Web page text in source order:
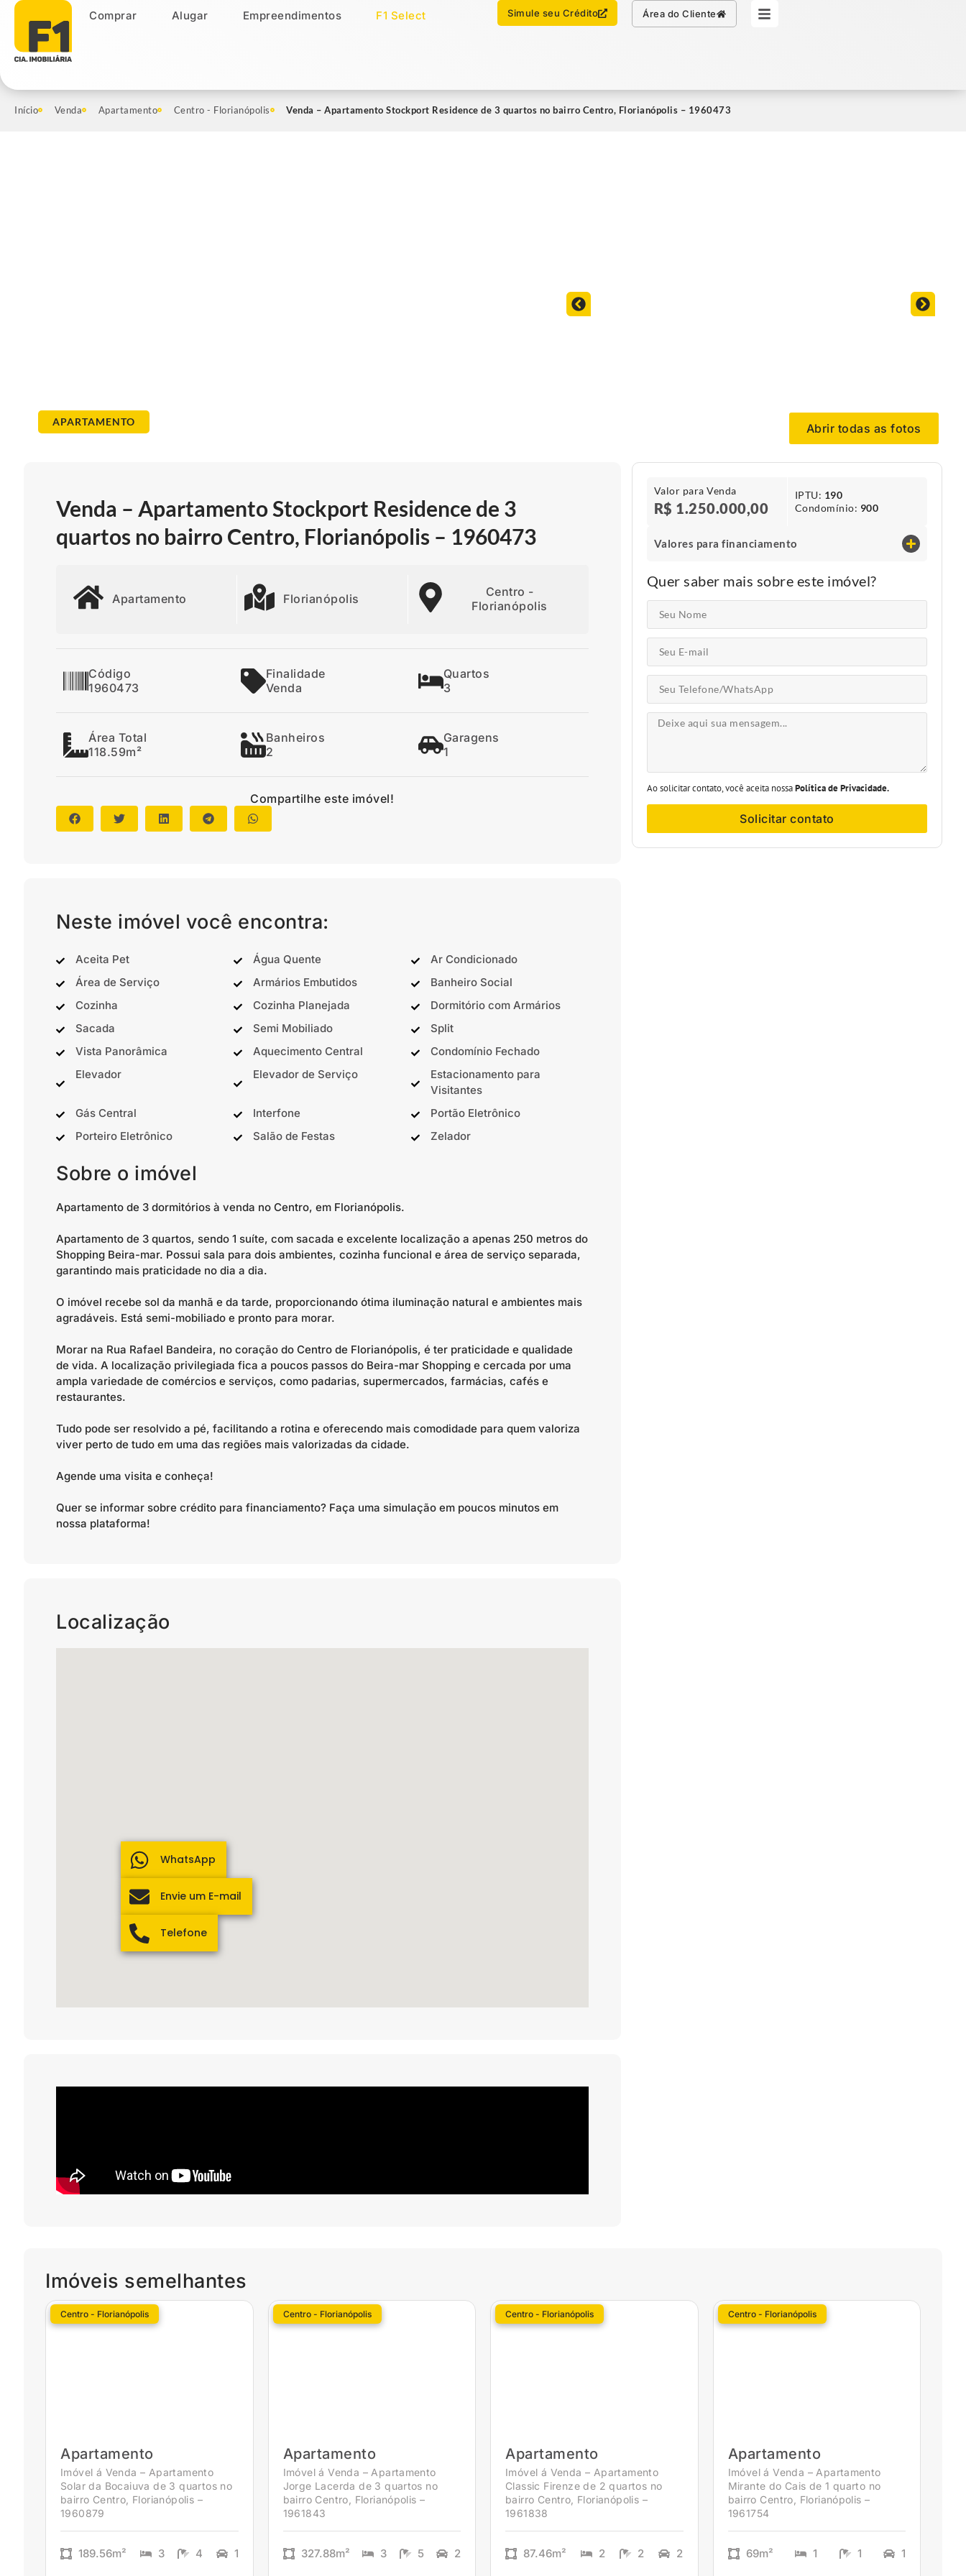
Comprar Alugar Empreendimentos F1 Select Simule seu Crédito Área do Cliente
Comprar Alugar Empreendimentos Imóveis Select
Chamar no WhatsApp Simule seu Crédito
Início Venda Apartamento Centro - Florianópolis Venda – Apartamento Stockport Residence de 3 quartos no bairro Centro, Florianópolis – 1960473
APARTAMENTO Abrir todas as fotos
Venda – Apartamento Stockport Residence de 3
quartos no bairro Centro, Florianópolis – 1960473
Apartamento Florianópolis
Centro -
Florianópolis
Código
1960473
Finalidade
Venda
Quartos
3
Área Total
118.59m²
Banheiros
2
Garagens
1
Compartilhe este imóvel!
Neste imóvel você encontra:
Aceita Pet Água Quente
Ar Condicionado
Área de Serviço
Armários Embutidos
Banheiro Social
Cozinha
Cozinha Planejada
Dormitório com Armários
Sacada
Semi Mobiliado
Split
Vista Panorâmica
Aquecimento Central
Condomínio Fechado
Elevador
Elevador de Serviço
Estacionamento para
Visitantes
Gás Central
Interfone
Portão Eletrônico
Porteiro Eletrônico
Salão de Festas Zelador
Sobre o imóvel
Apartamento de 3 dormitórios à venda no Centro, em Florianópolis.
Apartamento de 3 quartos, sendo 1 suíte, com sacada e excelente localização a apenas 250 metros do
Shopping Beira-mar. Possui sala para dois ambientes, cozinha funcional e área de serviço separada,
garantindo mais praticidade no dia a dia.
O imóvel recebe sol da manhã e da tarde, proporcionando ótima iluminação natural e ambientes mais
agradáveis. Está semi-mobiliado e pronto para morar.
Morar na Rua Rafael Bandeira, no coração do Centro de Florianópolis, é ter praticidade e qualidade
de vida. A localização privilegiada fica a poucos passos do Beira-mar Shopping e cercada por uma
ampla variedade de comércios e serviços, como padarias, supermercados, farmácias, cafés e
restaurantes.
Tudo pode ser resolvido a pé, facilitando a rotina e oferecendo mais comodidade para quem valoriza
viver perto de tudo em uma das regiões mais valorizadas da cidade.
Agende uma visita e conheça!
Quer se informar sobre crédito para financiamento? Faça uma simulação em poucos minutos em
nossa plataforma!
Localização
Valor para Venda
R$ 1.250.000,00
IPTU​: 190
Condomínio​: 900
Valores para financiamento
Quer saber mais sobre este imóvel?
Ao solicitar contato, você aceita nossaPolítica de Privacidade.
Solicitar contato
Imóveis semelhantes
Centro - Florianópolis
Apartamento
Imóvel á Venda – Apartamento
Solar da Bocaiuva de 3 quartos no
bairro Centro, Florianópolis –
1960879
189.56m² 3 4 1
Centro - Florianópolis
Apartamento
Imóvel á Venda – Apartamento
Jorge Lacerda de 3 quartos no
bairro Centro, Florianópolis –
1961843
327.88m² 3 5 2
Centro - Florianópolis
Apartamento
Imóvel á Venda – Apartamento
Classic Firenze de 2 quartos no
bairro Centro, Florianópolis –
1961838
87.46m² 2 2 2
Centro - Florianópolis
Apartamento
Imóvel á Venda – Apartamento
Mirante do Cais de 1 quarto no
bairro Centro, Florianópolis –
1961754
69m² 1 1 1
WhatsApp
Envie um E-mail
Telefone